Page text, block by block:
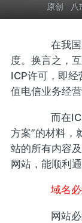
原创
八
在我国
度。换言之，
ICP许可，即经
值电信业务经
而在ICP
方案”的材料，
站的所有内容
网站，能顺利
域名
网站必